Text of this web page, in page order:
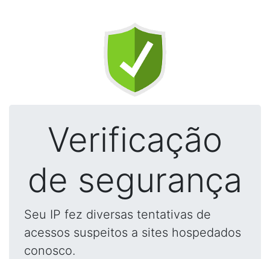
Verificação
de segurança
Seu IP fez diversas tentativas de
acessos suspeitos a sites hospedados
conosco.